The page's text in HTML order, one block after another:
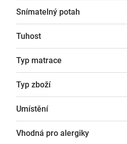
Snímatelný potah
Tuhost
Typ matrace
Typ zboží
Umístění
Vhodná pro alergiky